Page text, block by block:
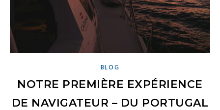
BLOG
NOTRE PREMIÈRE EXPÉRIENCE
DE NAVIGATEUR – DU PORTUGAL